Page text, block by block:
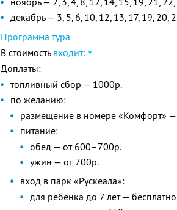
декабрь — 3, 5, 6, 10, 12, 13, 17, 19, 20,
Программа тура
В стоимость входит:
Доплаты:
топливный сбор — 1000р.
по желанию:
размещение в номере «Комфорт»
питание:
обед — от 600–700р.
ужин — от 700р.
вход в парк «Рускеала»:
для ребенка до 7 лет — бесплатно